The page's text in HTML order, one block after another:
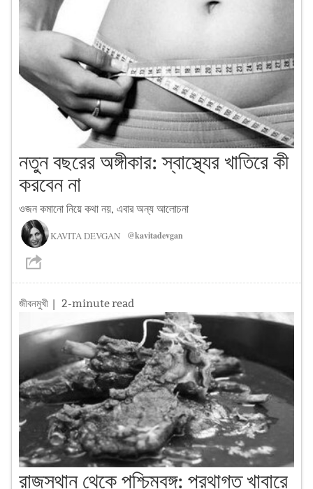
নতুন বছরের অঙ্গীকার: স্বাস্থ্যের খাতিরে কী
করবেন না
ওজন কমানো নিয়ে কথা নয়, এবার অন্য আলোচনা
KAVITA DEVGAN @kavitadevgan
জীবনমুখী | 2-minute read
রাজস্থান থেকে পশ্চিমবঙ্গ: প্রথাগত খাবারে